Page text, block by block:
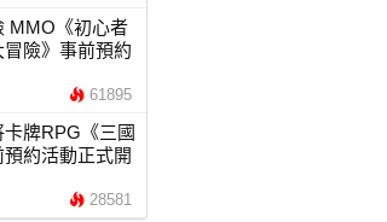
MMO《初心者
險》事前預約
61895
牌RPG《三國
約活動正式開
28581